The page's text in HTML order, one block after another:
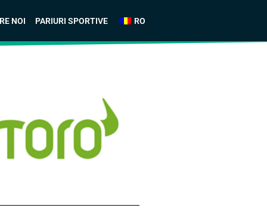
NOI PARIURI SPORTIVE RO